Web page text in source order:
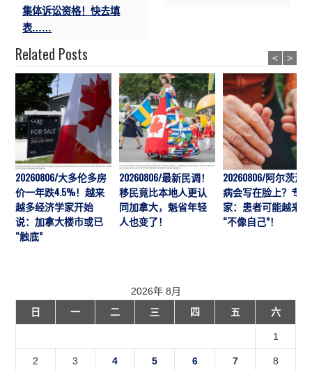
集体诉讼资格！快去填
表……
Related Posts
20260806/大多伦多房
价一年跌4.5%！越来
越多经济学家开始
说：加拿大楼市或已
“触底”
20260806/最新民调！
移民竟比本地人更认
同加拿大，魁省年轻
人也变了！
20260806/阿尔茨海
病会写在脸上？专
家：患者可能越来越
“不像自己”！
< >
2026年 8月
日
一 二 三 四 五 六
1
2 3 4 5 6 7 8